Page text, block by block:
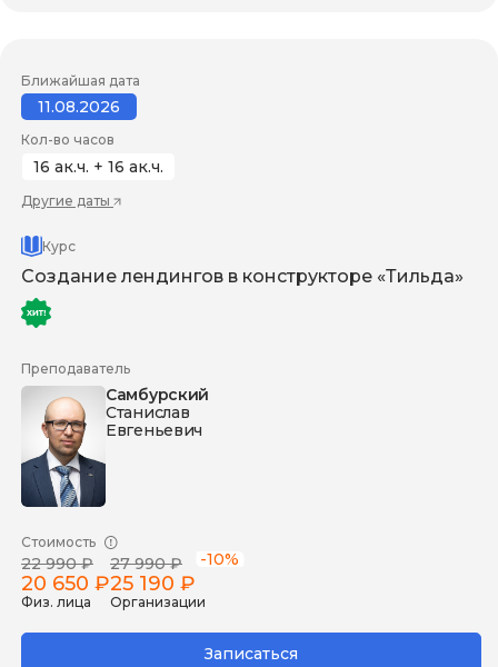
Ближайшая дата
11.08.2026
Кол-во часов
16 ак.ч. + 16 ак.ч.
Другие даты
Курс
Создание лендингов в конструкторе «Тильда»
Преподаватель
Самбурский
Станислав
Евгеньевич
Стоимость
22 990 ₽
20 650 ₽
Физ. лица
27 990 ₽ -10%
25 190 ₽
Организации
Записаться